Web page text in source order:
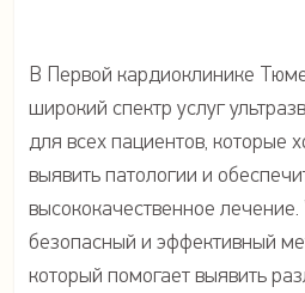
В Первой кардиоклинике
широкий спектр услуг
для всех пациентов, которые
выявить патологии и
высококачественное
безопасный и эффективный
который помогает выявить